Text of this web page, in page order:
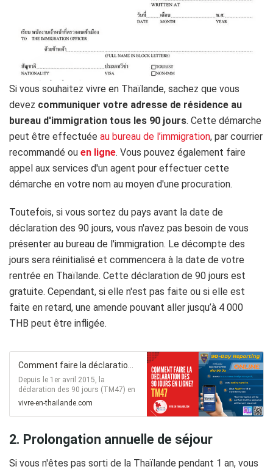
Si vous souhaitez vivre en Thaïlande, sachez que vous
devez communiquer votre adresse de résidence au
bureau d'immigration tous les 90 jours. Cette démarche
peut être effectuée au bureau de l’immigration, par courrier
recommandé ou en ligne. Vous pouvez également faire
appel aux services d'un agent pour effectuer cette
démarche en votre nom au moyen d'une procuration.
Toutefois, si vous sortez du pays avant la date de
déclaration des 90 jours, vous n'avez pas besoin de vous
présenter au bureau de l'immigration. Le décompte des
jours sera réinitialisé et commencera à la date de votre
rentrée en Thaïlande. Cette déclaration de 90 jours est
gratuite. Cependant, si elle n'est pas faite ou si elle est
faite en retard, une amende pouvant aller jusqu’à 4 000
THB peut être infligée.
Comment faire la déclaration des 90 jours (TM47) en ligne ?
Depuis le 1er avril 2015, la
déclaration des 90 jours (TM47) en
ligne est désormais possible.
facilement cette déclaration.
vivre-en-thailande.com
2. Prolongation annuelle de séjour
Si vous n'êtes pas sorti de la Thaïlande pendant 1 an, vous